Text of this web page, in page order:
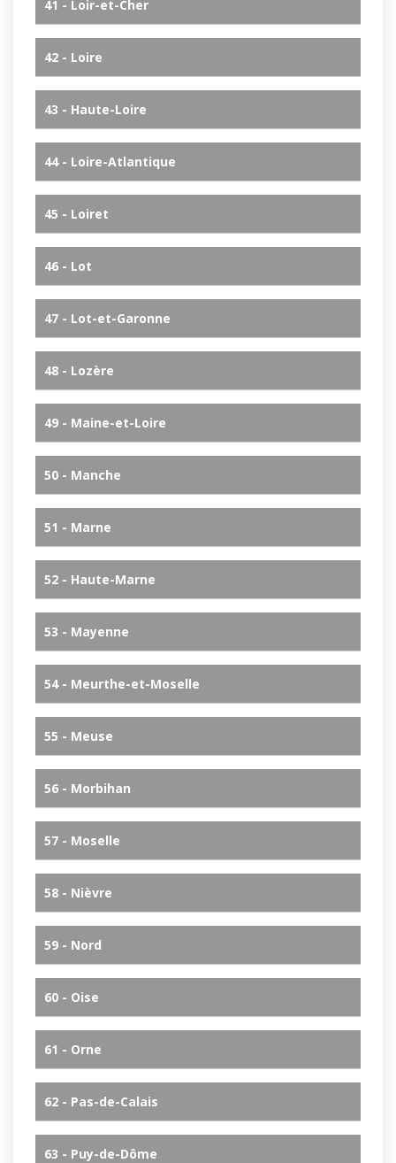
41 - Loir-et-Cher
42 - Loire
43 - Haute-Loire
44 - Loire-Atlantique
45 - Loiret
46 - Lot
47 - Lot-et-Garonne
48 - Lozère
49 - Maine-et-Loire
50 - Manche
51 - Marne
52 - Haute-Marne
53 - Mayenne
54 - Meurthe-et-Moselle
55 - Meuse
56 - Morbihan
57 - Moselle
58 - Nièvre
59 - Nord
60 - Oise
61 - Orne
62 - Pas-de-Calais
63 - Puy-de-Dôme